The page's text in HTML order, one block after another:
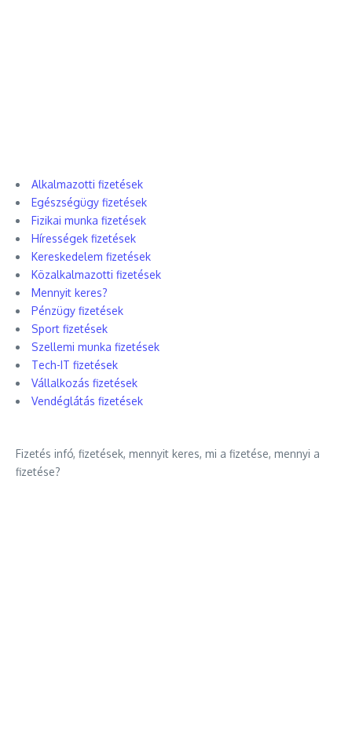
Alkalmazotti fizetések
Egészségügy fizetések
Fizikai munka fizetések
Hírességek fizetések
Kereskedelem fizetések
Közalkalmazotti fizetések
Mennyit keres?
Pénzügy fizetések
Sport fizetések
Szellemi munka fizetések
Tech-IT fizetések
Vállalkozás fizetések
Vendéglátás fizetések
Fizetés infó, fizetések, mennyit keres, mi a fizetése, mennyi a
fizetése?